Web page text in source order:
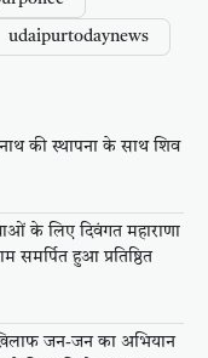
udaipurtodaynews
की स्थापना के साथ शिव
के लिए दिवंगत महाराणा
समर्पित हुआ प्रतिष्ठित
जन-जन का अभियान